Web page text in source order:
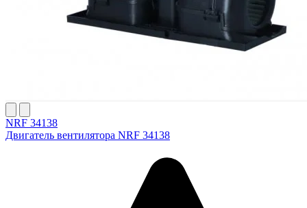
NRF 34138
Двигатель вентилятора NRF 34138